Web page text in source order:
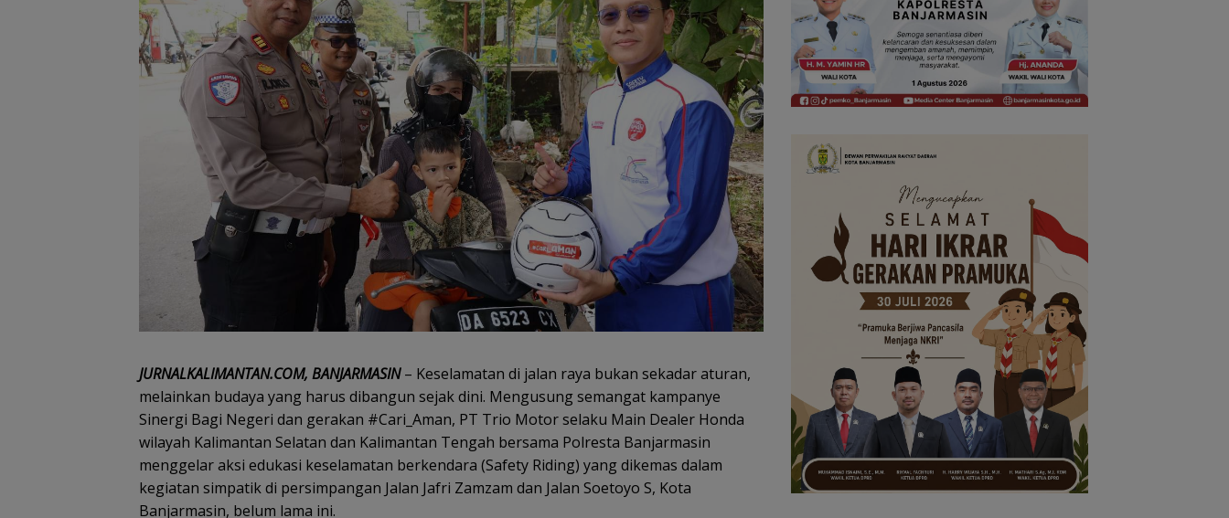
JURNALKALIMANTAN.COM, BANJARMASIN– Keselamatan di jalan raya bukan sekadar aturan,
melainkan budaya yang harus dibangun sejak dini. Mengusung semangat kampanye
Sinergi Bagi Negeri dan gerakan #Cari_Aman, PT Trio Motor selaku Main Dealer Honda
wilayah Kalimantan Selatan dan Kalimantan Tengah bersama Polresta Banjarmasin
menggelar aksi edukasi keselamatan berkendara (Safety Riding) yang dikemas dalam
kegiatan simpatik di persimpangan Jalan Jafri Zamzam dan Jalan Soetoyo S, Kota
Banjarmasin, belum lama ini.